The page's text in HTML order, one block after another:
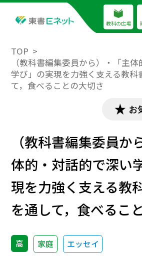
教科の広場
TOP
（教科書編集委員から）・「主
学び」の実現を力強く支える教科
て，食べることの大切さ
お
（教科書編集委員か
体的・対話的で深い
現を力強く支える教
を通して，食べるこ
高 家庭 エッセイ